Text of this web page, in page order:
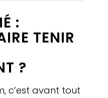
:
TENIR
?
c’est avant tout